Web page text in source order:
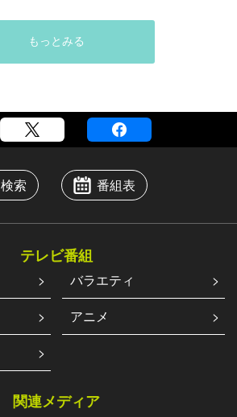
もっとみる
検索 番組表
テレビ番組
バラエティ
アニメ
関連メディア